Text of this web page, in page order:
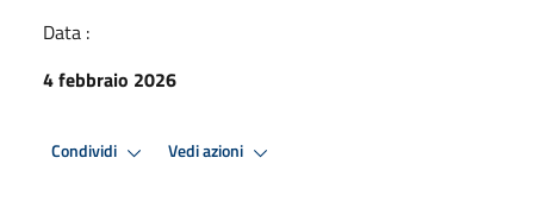
Data :
4 febbraio 2026
Condividi Vedi azioni